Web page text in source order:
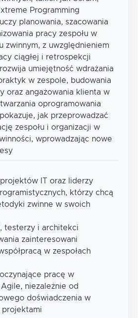
Programming
planowania, szacowania
pracy zespołu w
zwinnym, z uwzględnieniem
ciągłej i retrospekcji
umiejętność wdrażania
w zespole, budowania
oraz angażowania klienta w
oprogramowania
jak przeprowadzać
zespołu i organizacji w
wprowadzając nowe
IT oraz liderzy
którzy chcą
zwinne w swoich
testerzy i architekci
zainteresowani
w zespołach
pracę w
niezależnie od
doświadczenia w
projektami